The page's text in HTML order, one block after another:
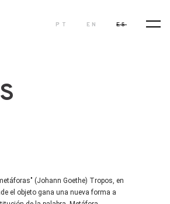
PT EN ES
(Johann Goethe) Tropos, en
el objeto gana una nueva forma a